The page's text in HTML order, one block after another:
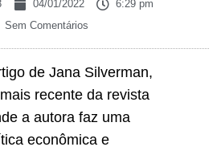
04/01/2022
6:29 pm
Sem Comentários
de Jana Silverman,
recente da revista
a autora faz uma
econômica e